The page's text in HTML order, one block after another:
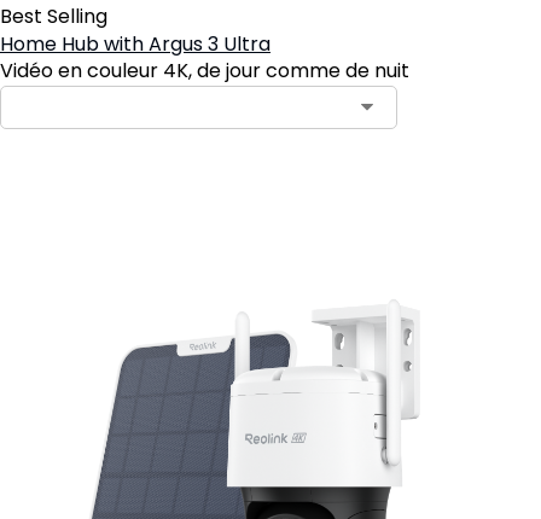
Best Selling
Home Hub with Argus 3 Ultra
Vidéo en couleur 4K, de jour comme de nuit